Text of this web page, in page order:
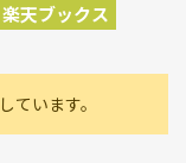
楽天ブックス
ています。